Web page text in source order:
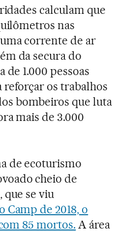
calculam que
nas
corrente de ar
da secura do
1.000 pessoas
reforçar os trabalhos
bombeiros que luta
mais de 3.000
de ecoturismo
cheio de
que se viu
de 2018, o
85 mortos. A área